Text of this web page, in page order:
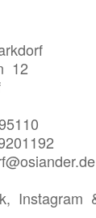
12
Instagram